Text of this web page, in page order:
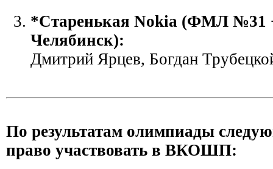
*Старенькая Nokia (ФМЛ №31
Челябинск):
Дмитрий Ярцев, Богдан
По результатам олимпиады
право участвовать в ВКОШП: